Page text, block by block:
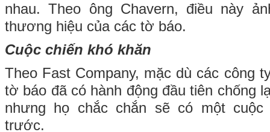
nhau. Theo ông Chavern, điều này
thương hiệu của các tờ báo.
Cuộc chiến khó khăn
Theo Fast Company, mặc dù các công
tờ báo đã có hành động đầu tiên chống
nhưng họ chắc chắn sẽ có một cuộc
trước.